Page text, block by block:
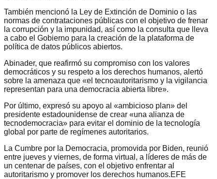
También mencionó la Ley de Extinción de Dominio o las
normas de contrataciones públicas con el objetivo de frenar
la corrupción y la impunidad, así como la consulta que lleva
a cabo el Gobierno para la creación de la plataforma de
política de datos públicos abiertos.
Abinader, que reafirmó su compromiso con los valores
democráticos y su respeto a los derechos humanos, alertó
sobre la amenaza que «el tecnoautoritarismo y la vigilancia
representan para una democracia abierta libre».
Por último, expresó su apoyo al «ambicioso plan» del
presidente estadounidense de crear «una alianza de
tecnodemocracia» para evitar el dominio de la tecnología
global por parte de regímenes autoritarios.
La Cumbre por la Democracia, promovida por Biden, reunió
entre jueves y viernes, de forma virtual, a líderes de más de
un centenar de países, con el objetivo enfrentar al
autoritarismo y promover los derechos humanos.EFE